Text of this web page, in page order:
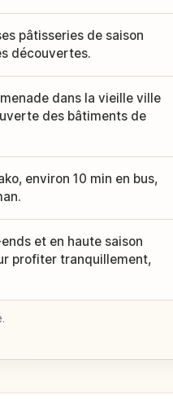
pâtisseries de saison
découvertes.
dans la vieille ville
des bâtiments de
environ 10 min en bus,
et en haute saison
profiter tranquillement,